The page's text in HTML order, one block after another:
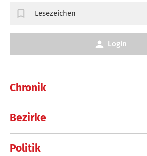
Chronik
Bezirke
Politik
Lesezeichen
Login